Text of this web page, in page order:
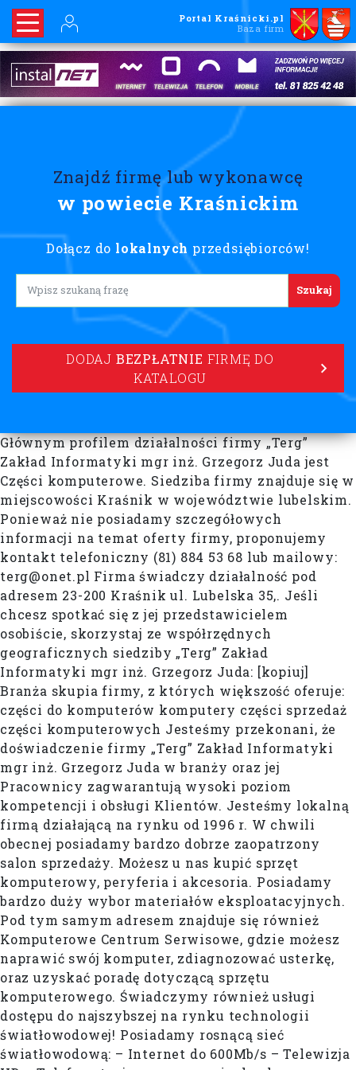
Portal Kraśnicki.pl
Baza firm
Znajdź firmę lub wykonawcę
w powiecie Kraśnickim
Dołącz do lokalnych przedsiębiorców!
Lorem ipsum
DODAJ BEZPŁATNIE FIRMĘ DO
KATALOGU
Głównym profilem działalności firmy „Terg”
Zakład Informatyki mgr inż. Grzegorz Juda jest
Części komputerowe. Siedziba firmy znajduje się w
miejscowości Kraśnik w województwie lubelskim.
Ponieważ nie posiadamy szczegółowych
informacji na temat oferty firmy, proponujemy
kontakt telefoniczny (81) 884 53 68 lub mailowy:
terg@onet.pl Firma świadczy działalność pod
adresem 23-200 Kraśnik ul. Lubelska 35,. Jeśli
chcesz spotkać się z jej przedstawicielem
osobiście, skorzystaj ze współrzędnych
geograficznych siedziby „Terg” Zakład
Informatyki mgr inż. Grzegorz Juda: [kopiuj]
Branża skupia firmy, z których większość oferuje:
części do komputerów komputery części sprzedaż
części komputerowych Jesteśmy przekonani, że
doświadczenie firmy „Terg” Zakład Informatyki
mgr inż. Grzegorz Juda w branży oraz jej
Pracownicy zagwarantują wysoki poziom
kompetencji i obsługi Klientów. Jesteśmy lokalną
firmą działającą na rynku od 1996 r. W chwili
obecnej posiadamy bardzo dobrze zaopatrzony
salon sprzedaży. Możesz u nas kupić sprzęt
komputerowy, peryferia i akcesoria. Posiadamy
bardzo duży wybor materiałów eksploatacyjnych.
Pod tym samym adresem znajduje się również
Komputerowe Centrum Serwisowe, gdzie możesz
naprawić swój komputer, zdiagnozować usterkę,
oraz uzyskać poradę dotyczącą sprzętu
komputerowego. Świadczymy również usługi
dostępu do najszybszej na rynku technologii
światłowodowej! Posiadamy rosnącą sieć
światłowodową: – Internet do 600Mb/s – Telewizja